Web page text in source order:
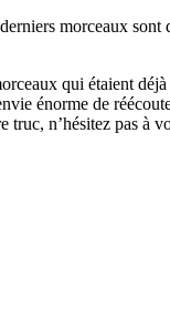
morceaux sont
qui étaient
énorme de
n’hésitez pas à